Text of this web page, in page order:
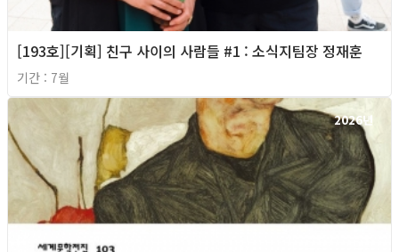
[193호][기획] 친구 사이의 사람들 #1 : 소식지팀장 정재훈
기간 : 7월
2026년